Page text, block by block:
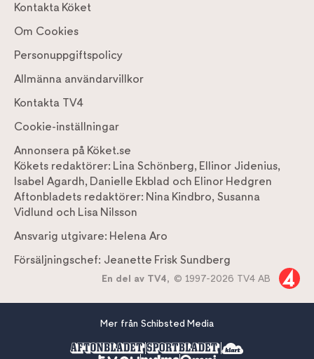
Kontakta Köket
Om Cookies
Personuppgiftspolicy
Allmänna användarvillkor
Kontakta TV4
Cookie-inställningar
Annonsera på Köket.se
Kökets redaktörer: Lina Schönberg, Ellinor Jidenius,
Isabel Agardh, Danielle Ekblad och Elinor Hedgren
Aftonbladets redaktörer: Nina Kindbro, Susanna
Vidlund och Lisa Nilsson
Ansvarig utgivare: Helena Aro
Försäljningschef: Jeanette Frisk Sundberg
En del av TV4, © 1997-2026 TV4 AB
Mer från Schibsted Media